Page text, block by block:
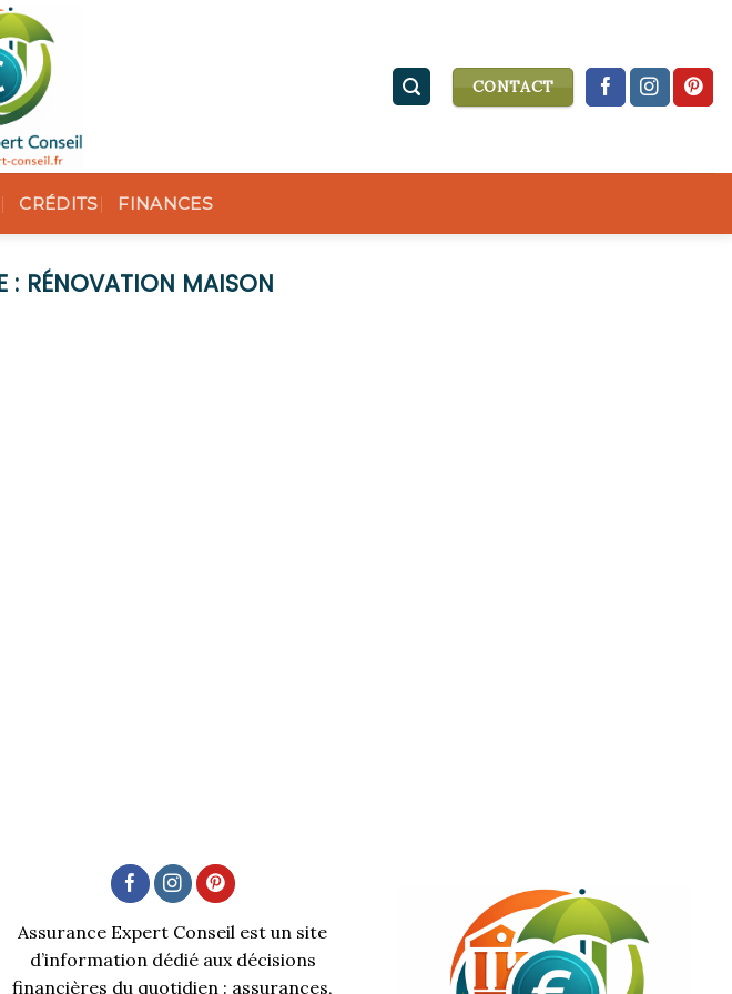
CONTACT
CRÉDITS FINANCES
RÉNOVATION MAISON
Assurance Expert Conseil est un site
d’information dédié aux décisions
financières du quotidien : assurances,